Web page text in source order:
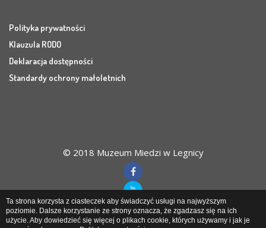
Polityka prywatności
Klauzula RODO
Deklaracja dostępności
Standardy ochrony małoletnich
© 2018 Muzeum Miedzi w Legnicy
Ta strona korzysta z ciasteczek aby świadczyć usługi na najwyższym
poziomie. Dalsze korzystanie ze strony oznacza, że zgadzasz się na ich
użycie. Aby dowiedzieć się więcej o plikach cookie, których używamy i jak je